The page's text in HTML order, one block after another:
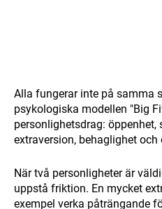
Alla fungerar inte på samma
psykologiska modellen "Big
personlighetsdrag: öppenhet,
extraversion, behaglighet
När två personligheter är
uppstå friktion. En mycket
exempel verka påträngande